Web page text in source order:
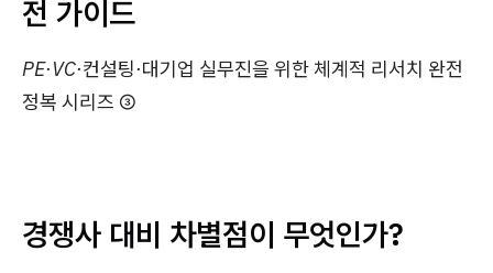
전 가이드
PE·VC·컨설팅·대기업 실무진을 위한 체계적 리서치 완전
정복 시리즈 ③
경쟁사 대비 차별점이 무엇인가?